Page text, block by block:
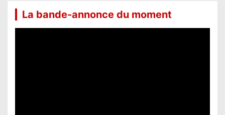
La bande-annonce du moment